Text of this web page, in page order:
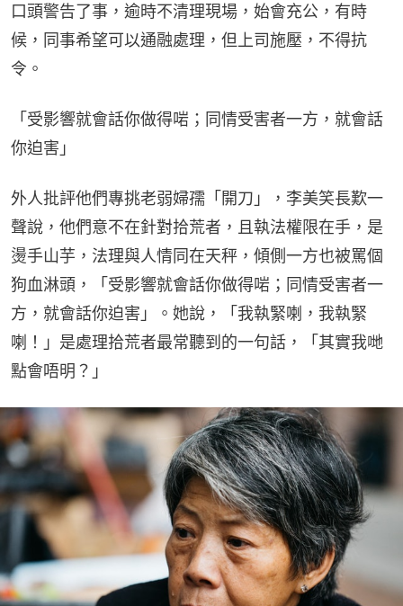
口頭警告了事，逾時不清理現場，始會充公，有時
候，同事希望可以通融處理，但上司施壓，不得抗
令。
「受影響就會話你做得啱；同情受害者一方，就會話
你迫害」
外人批評他們專挑老弱婦孺「開刀」，李美笑長歎一
聲說，他們意不在針對拾荒者，且執法權限在手，是
燙手山芋，法理與人情同在天秤，傾側一方也被罵個
狗血淋頭，「受影響就會話你做得啱；同情受害者一
方，就會話你迫害」。她說，「我執緊喇，我執緊
喇！」是處理拾荒者最常聽到的一句話，「其實我哋
點會唔明？」